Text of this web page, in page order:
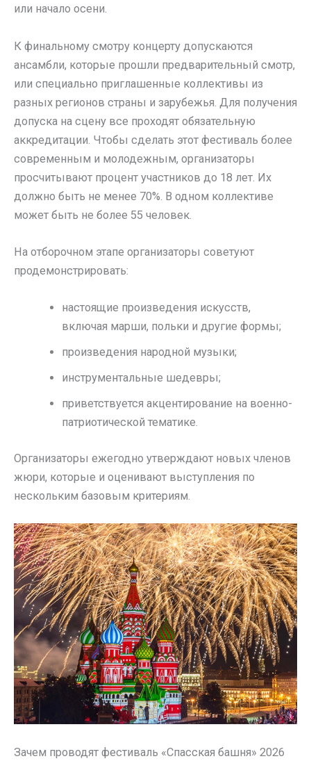
или начало осени.
К финальному смотру концерту допускаются
ансамбли, которые прошли предварительный смотр,
или специально приглашенные коллективы из
разных регионов страны и зарубежья. Для получения
допуска на сцену все проходят обязательную
аккредитации. Чтобы сделать этот фестиваль более
современным и молодежным, организаторы
просчитывают процент участников до 18 лет. Их
должно быть не менее 70%. В одном коллективе
может быть не более 55 человек.
На отборочном этапе организаторы советуют
продемонстрировать:
настоящие произведения искусств,
включая марши, польки и другие формы;
произведения народной музыки;
инструментальные шедевры;
приветствуется акцентирование на военно-
патриотической тематике.
Организаторы ежегодно утверждают новых членов
жюри, которые и оценивают выступления по
нескольким базовым критериям.
Зачем проводят фестиваль «Спасская башня» 2026